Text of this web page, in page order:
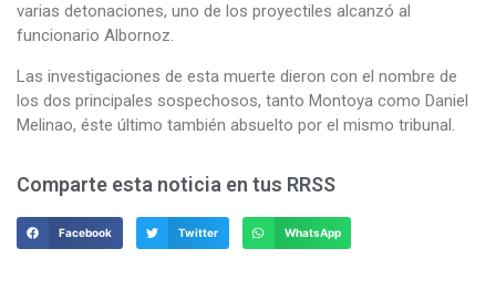
varias detonaciones, uno de los proyectiles alcanzó al
funcionario Albornoz.
Las investigaciones de esta muerte dieron con el nombre de
los dos principales sospechosos, tanto Montoya como Daniel
Melinao, éste último también absuelto por el mismo tribunal.
Comparte esta noticia en tus RRSS
Facebook Twitter WhatsApp